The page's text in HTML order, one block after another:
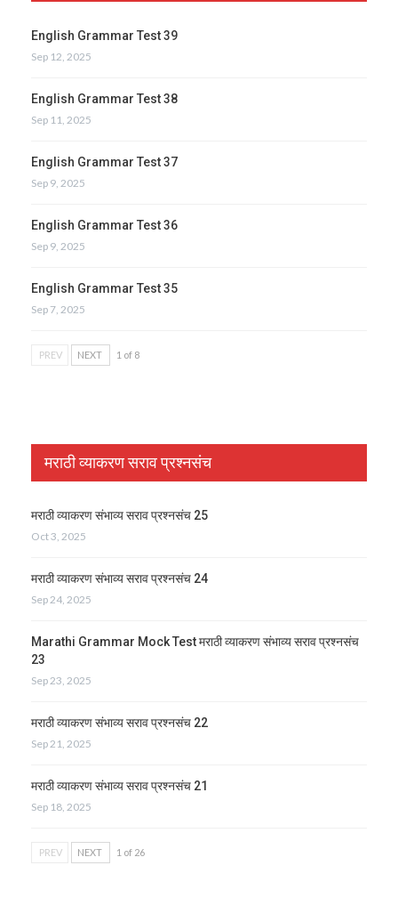
English Grammar Test 39
Sep 12, 2025
English Grammar Test 38
Sep 11, 2025
English Grammar Test 37
Sep 9, 2025
English Grammar Test 36
Sep 9, 2025
English Grammar Test 35
Sep 7, 2025
PREV NEXT 1 of 8
मराठी व्याकरण सराव प्रश्नसंच
मराठी व्याकरण संभाव्य सराव प्रश्नसंच 25
Oct 3, 2025
मराठी व्याकरण संभाव्य सराव प्रश्नसंच 24
Sep 24, 2025
Marathi Grammar Mock Test मराठी व्याकरण संभाव्य सराव प्रश्नसंच
23
Sep 23, 2025
मराठी व्याकरण संभाव्य सराव प्रश्नसंच 22
Sep 21, 2025
मराठी व्याकरण संभाव्य सराव प्रश्नसंच 21
Sep 18, 2025
PREV NEXT 1 of 26